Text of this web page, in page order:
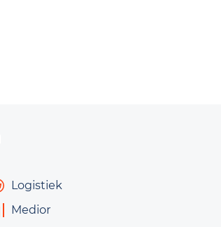
Logistiek
Medior